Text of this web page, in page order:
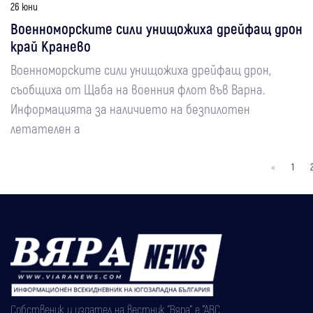
26 юни
Военноморските сили унищожиха дрейфащ дрон
край Кранево
Военноморските сили унищожиха дрейфащ дрон,
съобщиха от Щаба на военния флот във Варна.
Информацията за наличието на безпилотен
летателен а
« 1
Собственик и издател на вестник "Вяра" е "АВС